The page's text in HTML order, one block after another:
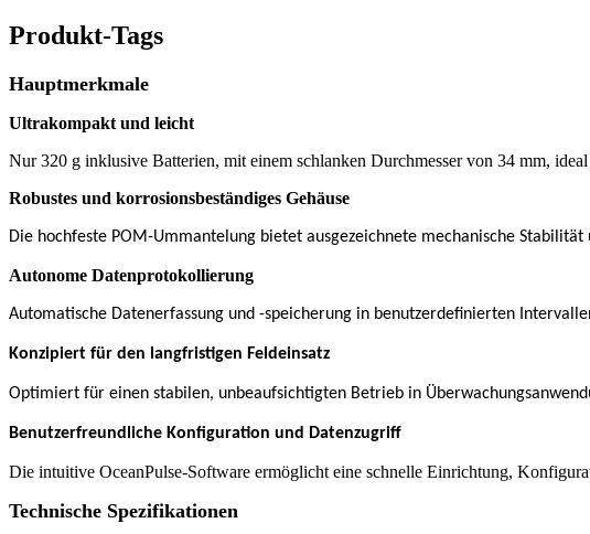
Produkt-Tags
Hauptmerkmale
Ultrakompakt und leicht
Nur 320 g inklusive Batterien, mit einem schlanken Durchmesser von 34 mm,
Robustes und korrosionsbeständiges Gehäuse
Die hochfeste POM-Ummantelung bietet ausgezeichnete mechanische
Autonome Datenprotokollierung
Automatische Datenerfassung und -speicherung in benutzerdefinierten
Konzipiert für den langfristigen Feldeinsatz
Optimiert für einen stabilen, unbeaufsichtigten Betrieb in
Benutzerfreundliche Konfiguration und Datenzugriff
Die intuitive OceanPulse-Software ermöglicht eine schnelle Einrichtung,
Technische Spezifikationen